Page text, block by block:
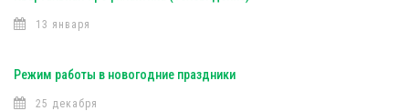
13 января
Режим работы в новогодние праздники
25 декабря